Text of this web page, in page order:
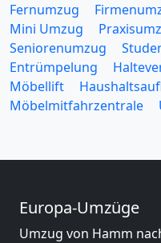
Fernumzug
Mini Umzug
Seniorenumzug
Entrümpelung
Möbellift
Möbelmitfahrzentrale
Europa-Umzüge
Umzug von Hamm